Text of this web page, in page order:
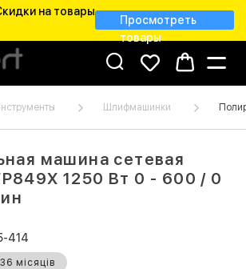
на товары
Просмотреть
товары
Шлифмашинки
машина сетевая
1250 Вт 0 - 600 / 0
414
36 місяців